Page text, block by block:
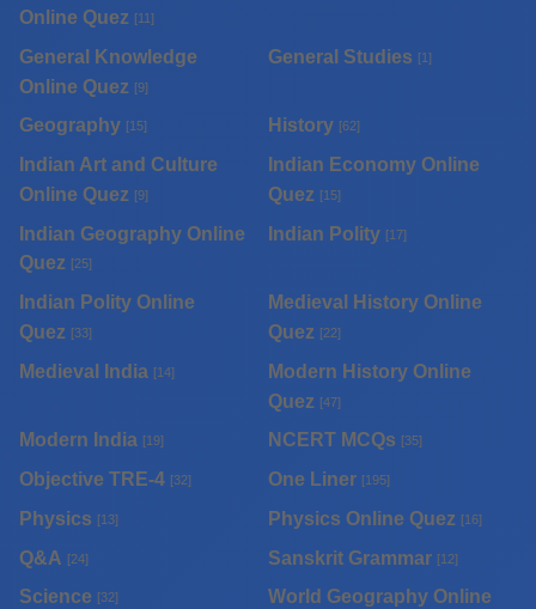
Online Quez [11]
General Knowledge
Online Quez [9]
General Studies [1]
Geography [15] History [62]
Indian Art and Culture
Online Quez [9]
Indian Economy Online
Quez [15]
Indian Geography Online
Quez [25]
Indian Polity [17]
Indian Polity Online
Quez [33]
Medieval History Online
Quez [22]
Medieval India [14]
Modern History Online
Quez [47]
Modern India [19] NCERT MCQs [35]
Objective TRE-4 [32] One Liner [195]
Physics [13] Physics Online Quez [16]
Q&A [24] Sanskrit Grammar [12]
Science [32]
World Geography Online